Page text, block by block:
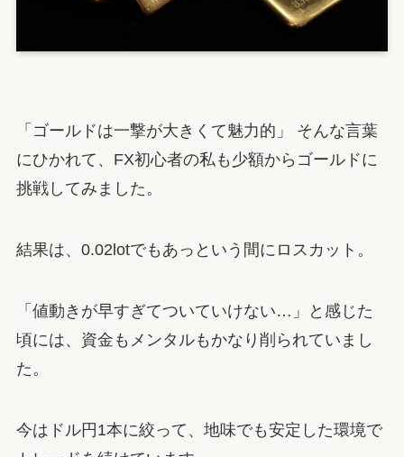
「ゴールドは一撃が大きくて魅力的」 そんな言葉
にひかれて、FX初心者の私も少額からゴールドに
挑戦してみました。
結果は、0.02lotでもあっという間にロスカット。
「値動きが早すぎてついていけない…」と感じた
頃には、資金もメンタルもかなり削られていまし
た。
今はドル円1本に絞って、地味でも安定した環境で